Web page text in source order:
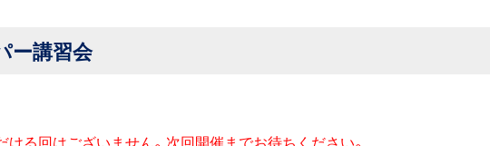
ー講習会
る回はございません。次回開催までお待ちください。